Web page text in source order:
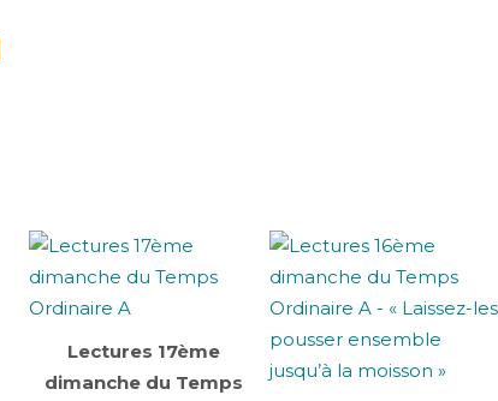
Lectures 17ème
dimanche du Temps